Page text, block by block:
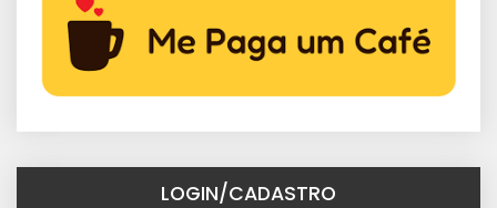
LOGIN/CADASTRO